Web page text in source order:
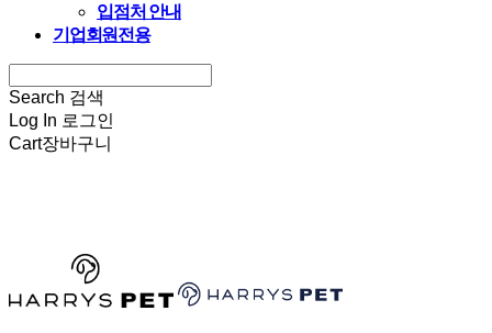
입점처 안내
기업회원전용
Search 검색
Log In 로그인
Cart장바구니